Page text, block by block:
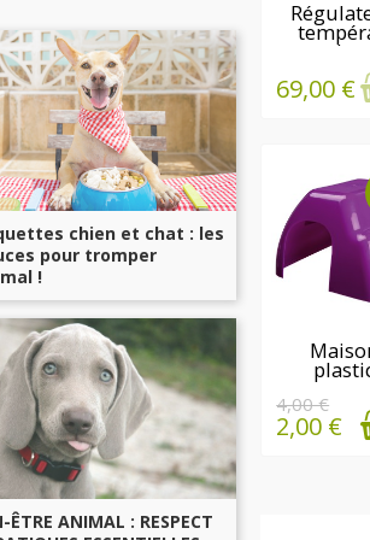
chien et chat : les
pour tromper
!
ÊTRE ANIMAL : RESPECT
EN
69,00 €
rongeurs
4,00 €
2,00 €